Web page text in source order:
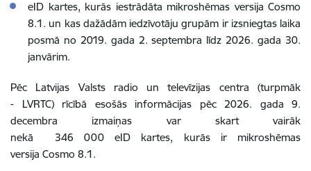
eID kartes, kurās iestrādāta mikroshēmas versija Cosmo
8.1. un kas dažādām iedzīvotāju grupām ir izsniegtas laika
posmā no 2019. gada 2. septembra līdz 2026. gada 30.
janvārim.
Pēc Latvijas Valsts radio un televīzijas centra (turpmāk
- LVRTC) rīcībā esošās informācijas pēc 2026. gada 9.
decembra izmaiņas var skart vairāk
nekā 346 000 eID kartes, kurās ir mikroshēmas
versija Cosmo 8.1.